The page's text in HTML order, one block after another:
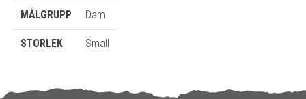
MÅLGRUPP Dam
STORLEK Small